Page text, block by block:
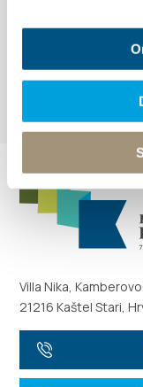
Villa Nika,
21216 Kaštel Stari,